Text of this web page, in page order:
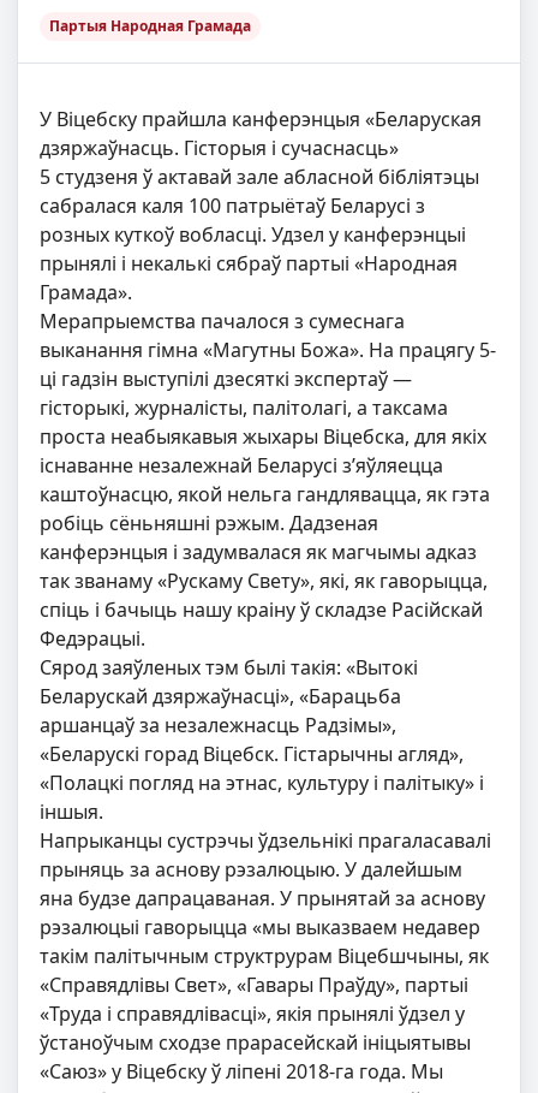
Партыя Народная Грамада
У Віцебску прайшла канферэнцыя «Беларуская
дзяржаўнасць. Гісторыя і сучаснасць»
5 студзеня ў актавай зале абласной бібліятэцы
сабралася каля 100 патрыётаў Беларусі з
розных куткоў вобласці. Удзел у канферэнцыі
прынялі і некалькі сябраў партыі «Народная
Грамада».
Мерапрыемства пачалося з сумеснага
выканання гімна «Магутны Божа». На працягу 5-
ці гадзін выступілі дзесяткі экспертаў —
гісторыкі, журналісты, палітолагі, а таксама
проста неабыякавыя жыхары Віцебска, для якіх
існаванне незалежнай Беларусі з’яўляецца
каштоўнасцю, якой нельга гандлявацца, як гэта
робіць сёньняшні рэжым. Дадзеная
канферэнцыя і задумвалася як магчымы адказ
так званаму «Рускаму Свету», які, як гаворыцца,
спіць і бачыць нашу краіну ў складзе Расійскай
Федэрацыі.
Сярод заяўленых тэм былі такія: «Вытокі
Беларускай дзяржаўнасці», «Барацьба
аршанцаў за незалежнасць Радзімы»,
«Беларускі горад Віцебск. Гістарычны агляд»,
«Полацкі погляд на этнас, культуру і палітыку» і
іншыя.
Напрыканцы сустрэчы ўдзельнікі прагаласавалі
прыняць за аснову рэзалюцыю. У далейшым
яна будзе дапрацаваная. У прынятай за аснову
рэзалюцыі гаворыцца «мы выказваем недавер
такім палітычным структрурам Віцебшчыны, як
«Справядлівы Свет», «Гавары Праўду», партыі
«Труда і справядлівасці», якія прынялі ўдзел у
ўстаноўчым сходзе прарасейскай ініцыятывы
«Саюз» у Віцебску ў ліпені 2018-га года. Мы